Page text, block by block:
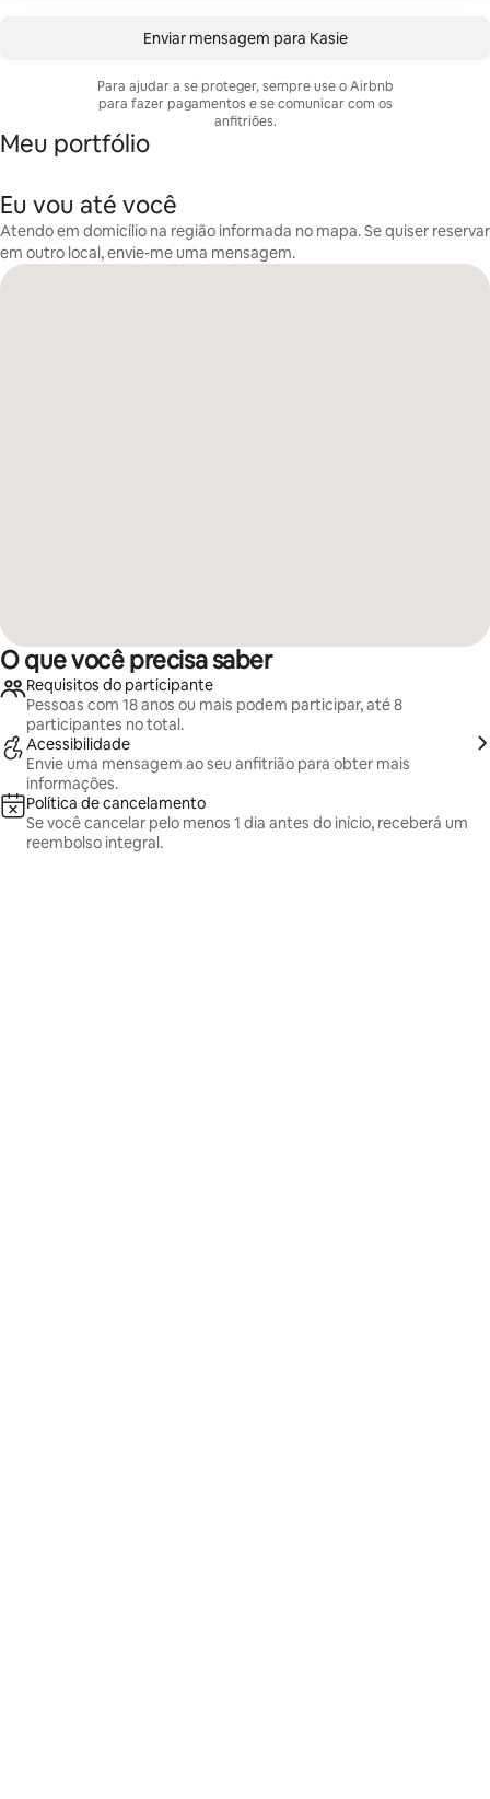
Enviar mensagem para Kasie
Para ajudar a se proteger, sempre use o Airbnb
para fazer pagamentos e se comunicar com os
anfitriões.
Meu portfólio
Eu vou até você
Atendo em domicílio na região informada no mapa. Se quiser reservar
em outro local, envie-me uma mensagem.
O que você precisa saber
Requisitos do participante
Pessoas com 18 anos ou mais podem participar, até 8
participantes no total.
Acessibilidade
Envie uma mensagem ao seu anfitrião para obter mais
informações.
Política de cancelamento
Se você cancelar pelo menos 1 dia antes do início, receberá um
reembolso integral.